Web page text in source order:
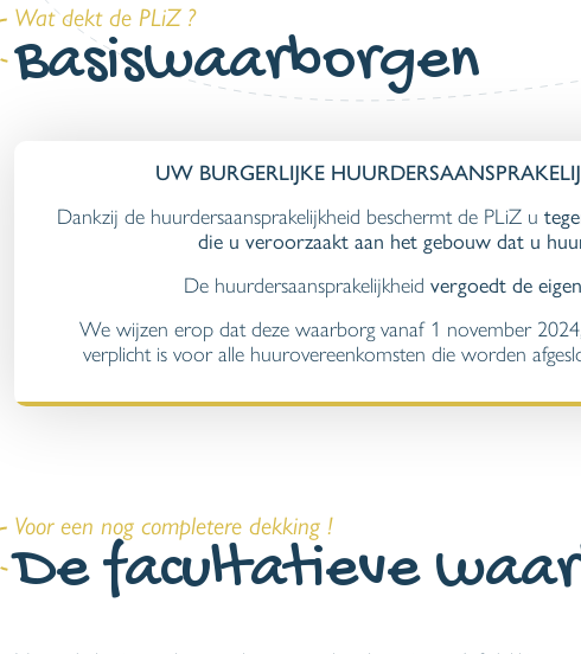
Wat dekt de PLiZ ?
Basiswaarborgen
UW BURGERLIJKE
Dankzij de huurdersaansprakelijkheid beschermt de PLiZ u
die u veroorzaakt aan het gebouw dat u
De huurdersaansprakelijkheid vergoedt de
We wijzen erop dat deze waarborg vanaf 1 november
verplicht is voor alle huurovereenkomsten die worden
Voor een nog completere dekking !
De facultatieve